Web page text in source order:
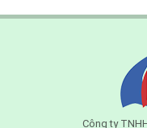
Công ty